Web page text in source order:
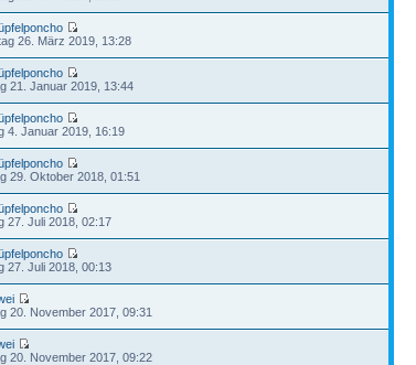
26. März 2019, 13:28
21. Januar 2019, 13:44
4. Januar 2019, 16:19
29. Oktober 2018, 01:51
27. Juli 2018, 02:17
27. Juli 2018, 00:13
20. November 2017, 09:31
20. November 2017, 09:22